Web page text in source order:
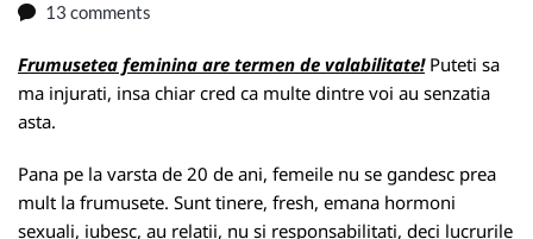
13 comments
Frumusetea feminina are termen de valabilitate!Puteti sa
ma injurati, insa chiar cred ca multe dintre voi au senzatia
asta.
Pana pe la varsta de 20 de ani, femeile nu se gandesc prea
mult la frumusete. Sunt tinere, fresh, emana hormoni
sexuali, iubesc, au relatii, nu si responsabilitati, deci lucrurile